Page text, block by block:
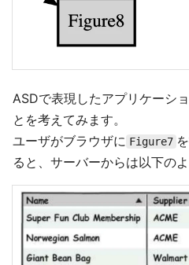
ASDで表現したアプリケーシ
とを考えてみます。
ユーザがブラウザに Figure7
ると、サーバーからは以下の